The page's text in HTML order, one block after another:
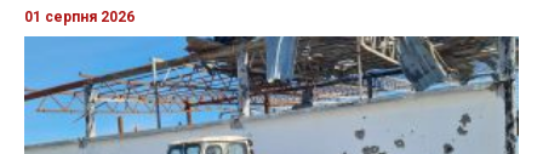
01 серпня 2026